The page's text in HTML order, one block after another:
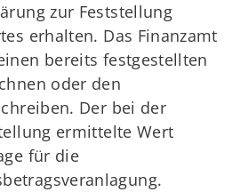
zur Feststellung
erhalten. Das Finanzamt
bereits festgestellten
oder den
Der bei der
ermittelte Wert
für die